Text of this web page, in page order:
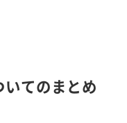
てのまとめ